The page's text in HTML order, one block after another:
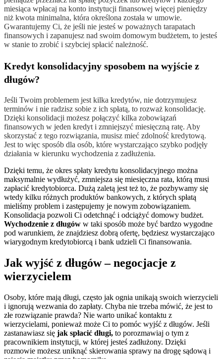
miesiąca wpłacaj na konto instytucji finansowej więcej pieniędzy
niż kwota minimalna, która określona została w umowie.
Gwarantujemy Ci, że jeśli nie jesteś w poważnych tarapatach
finansowych i zapanujesz nad swoim domowym budżetem, to jesteś
w stanie to zrobić i szybciej spłacić należność.
Kredyt konsolidacyjny sposobem na wyjście z
długów?
Jeśli Twoim problemem jest kilka kredytów, nie dotrzymujesz
terminów i nie radzisz sobie z ich spłatą, to rozważ konsolidację.
Dzięki konsolidacji możesz połączyć kilka zobowiązań
finansowych w jeden kredyt i zmniejszyć miesięczną ratę. Aby
skorzystać z tego rozwiązania, musisz mieć zdolność kredytową.
Jest to więc sposób dla osób, które wystarczająco szybko podjęły
działania w kierunku wychodzenia z zadłużenia.
Dzięki temu, że okres spłaty kredytu konsolidacyjnego można
maksymalnie wydłużyć, zmniejsza się miesięczna rata, którą musi
zapłacić kredytobiorca. Dużą zaletą jest też to, że pozbywamy się
wtedy kilku różnych produktów bankowych, z których spłatą
mieliśmy problem i zastępujemy je nowym zobowiązaniem.
Konsolidacja pozwoli Ci odetchnąć i odciążyć domowy budżet.
Wychodzenie z długów w taki sposób może być bardzo wygodne
pod warunkiem, że znajdziesz dobrą ofertę, będziesz wystarczająco
wiarygodnym kredytobiorcą i bank udzieli Ci finansowania.
Jak wyjść z długów – negocjacje z
wierzycielem
Osoby, które mają długi, często jak ognia unikają swoich wierzycieli
i ignorują wezwania do zapłaty. Chyba nie trzeba mówić, że jest to
złe rozwiązanie prawda? Nie warto unikać kontaktu z
wierzycielami, ponieważ może Ci to pomóc wyjść z długów. Jeśli
zastanawiasz się jak spłacić długi, to porozmawiaj o tym z
pracownikiem instytucji, w której jesteś zadłużony. Dzięki
rozmowie możesz uniknąć skierowania sprawy na drogę sądową i